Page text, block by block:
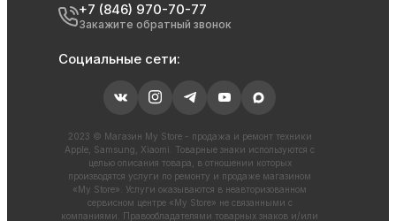
+7 (846) 970-70-77
Закажите обратный звонок
Социальные сети:
2023 © Магазин My Store - продажа и ремонт техники
Apple, Samsung, Xiaomi. Товарные знаки используются с
целью описания товара, в отношении которых
производятся услуги по ремонту и продаже магазином
«My Store». Услуги оказываются в неавторизованном
сервисном центре «My Store» не связанными с
компаниями. Правообладателями товарных знаков и/или